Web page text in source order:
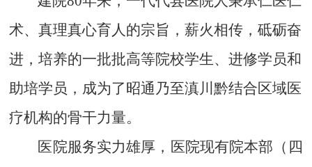
术、真理真心育人的宗旨，薪火相传，砥砺奋
进，培养的一批批高等院校学生、进修学员和
助培学员，成为了昭通乃至滇川黔结合区域医
疗机构的骨干力量。
医院服务实力雄厚，医院现有院本部（四